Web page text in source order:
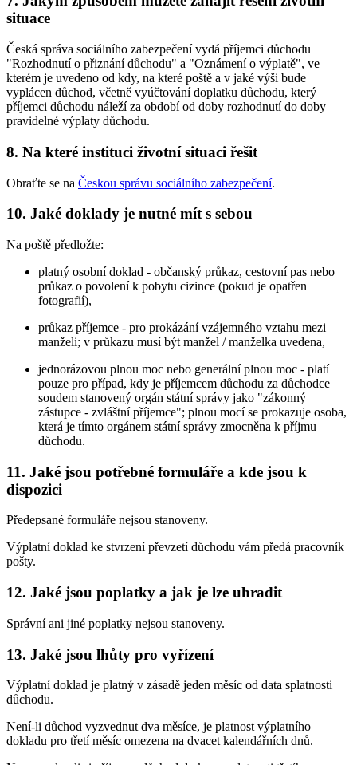
situace
Česká správa sociálního zabezpečení vydá příjemci důchodu
"Rozhodnutí o přiznání důchodu" a "Oznámení o výplatě", ve
kterém je uvedeno od kdy, na které poště a v jaké výši bude
vyplácen důchod, včetně vyúčtování doplatku důchodu, který
příjemci důchodu náleží za období od doby rozhodnutí do doby
pravidelné výplaty důchodu.
8. Na které instituci životní situaci řešit
Obraťte se na Českou správu sociálního zabezpečení.
10. Jaké doklady je nutné mít s sebou
Na poště předložte:
platný osobní doklad - občanský průkaz, cestovní pas nebo
průkaz o povolení k pobytu cizince (pokud je opatřen
fotografií),
průkaz příjemce - pro prokázání vzájemného vztahu mezi
manželi; v průkazu musí být manžel / manželka uvedena,
jednorázovou plnou moc nebo generální plnou moc - platí
pouze pro případ, kdy je příjemcem důchodu za důchodce
soudem stanovený orgán státní správy jako "zákonný
zástupce - zvláštní příjemce"; plnou mocí se prokazuje osoba,
která je tímto orgánem státní správy zmocněna k příjmu
důchodu.
11. Jaké jsou potřebné formuláře a kde jsou k
dispozici
Předepsané formuláře nejsou stanoveny.
Výplatní doklad ke stvrzení převzetí důchodu vám předá pracovník
pošty.
12. Jaké jsou poplatky a jak je lze uhradit
Správní ani jiné poplatky nejsou stanoveny.
13. Jaké jsou lhůty pro vyřízení
Výplatní doklad je platný v zásadě jeden měsíc od data splatnosti
důchodu.
Není-li důchod vyzvednut dva měsíce, je platnost výplatního
dokladu pro třetí měsíc omezena na dvacet kalendářních dnů.